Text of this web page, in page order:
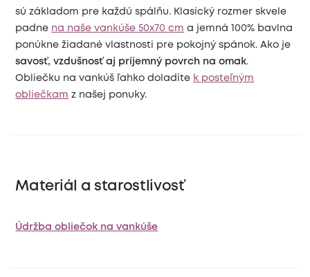
sú základom pre každú spálňu. Klasický rozmer skvele
padne na naše vankúše 50x70 cm a jemná 100% bavlna
ponúkne žiadané vlastnosti pre pokojný spánok. Ako je
savosť, vzdušnosť aj príjemný povrch na omak.
Obliečku na vankúš ľahko doladíte k posteľným
obliečkam z našej ponuky.
Materiál a starostlivosť
Údržba obliečok na vankúše